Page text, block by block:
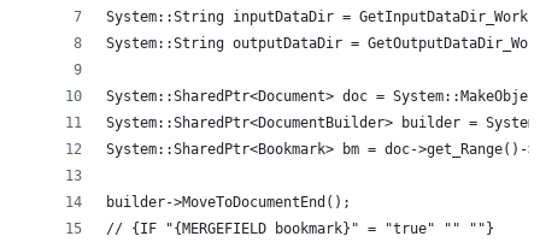
System::String inputDataDir =
System::String outputDataDir =
System::SharedPtr<Document> doc =
System::SharedPtr<DocumentBuilder> builder =
System::SharedPtr<Bookmark> bm = doc->get_Range()-
builder->MoveToDocumentEnd();
// {IF "{MERGEFIELD bookmark}" = "true" "" ""}